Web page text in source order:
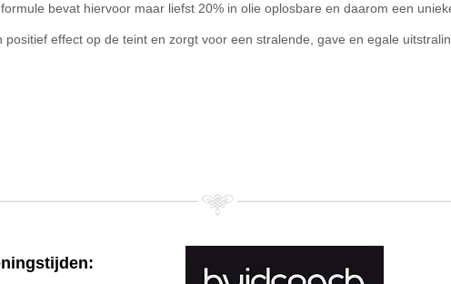
bevat hiervoor maar liefst 20% in olie oplosbare en daarom een
positief effect op de teint en zorgt voor een stralende, gave en egale